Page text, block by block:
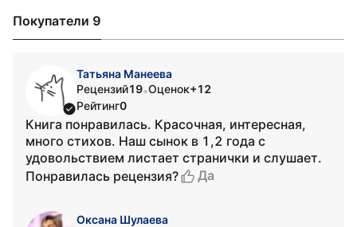
Покупатели 9
Татьяна Манеева
Рецензий19•Оценок+12
Рейтинг0
Книга понравилась. Красочная, интересная,
много стихов. Наш сынок в 1,2 года с
удовольствием листает странички и слушает.
Понравилась рецензия?
Да
Оксана Шулаева